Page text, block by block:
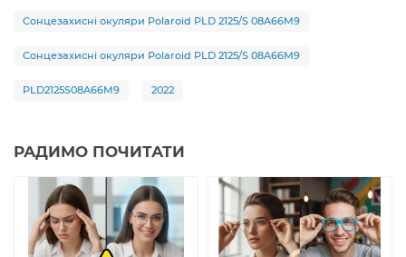
Сонцезахисні окуляри Polaroid PLD 2125/S 08A66M9
Сонцезахисні окуляри Polaroid PLD 2125/S 08A66M9
PLD2125S08A66M9 2022
РАДИМО ПОЧИТАТИ